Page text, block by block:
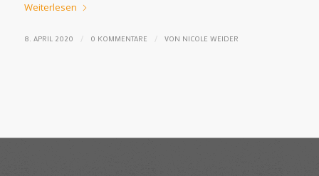
Weiterlesen
8. APRIL 2020 / 0 KOMMENTARE / VON NICOLE WEIDER